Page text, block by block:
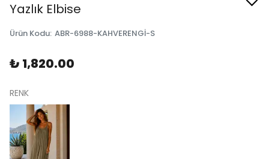
Yazlık Elbise
Ürün Kodu: ABR-6988-KAHVERENGİ-S
₺ 1,820.00
RENK